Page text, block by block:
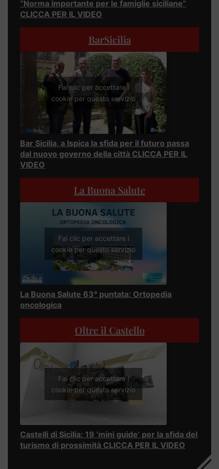
“Norma importante per le famiglie siciliane”
CLICCA PER IL VIDEO
BarSicilia
Fai clic per accettare i
cookie per questo servizio
Bar Sicilia, a Ispica la sfida per il futuro passa
dal nuovo governo della città CLICCA PER IL
VIDEO
La Buona Salute
Fai clic per accettare i
cookie per questo servizio
La Buona Salute 63° puntata: Ortopedia
oncologica
Oltre il Castello
Fai clic per accettare i
cookie per questo servizio
Castelli di Sicilia: 19 ‘mini guide’ per la sfida del
turismo di prossimità CLICCA PER IL VIDEO